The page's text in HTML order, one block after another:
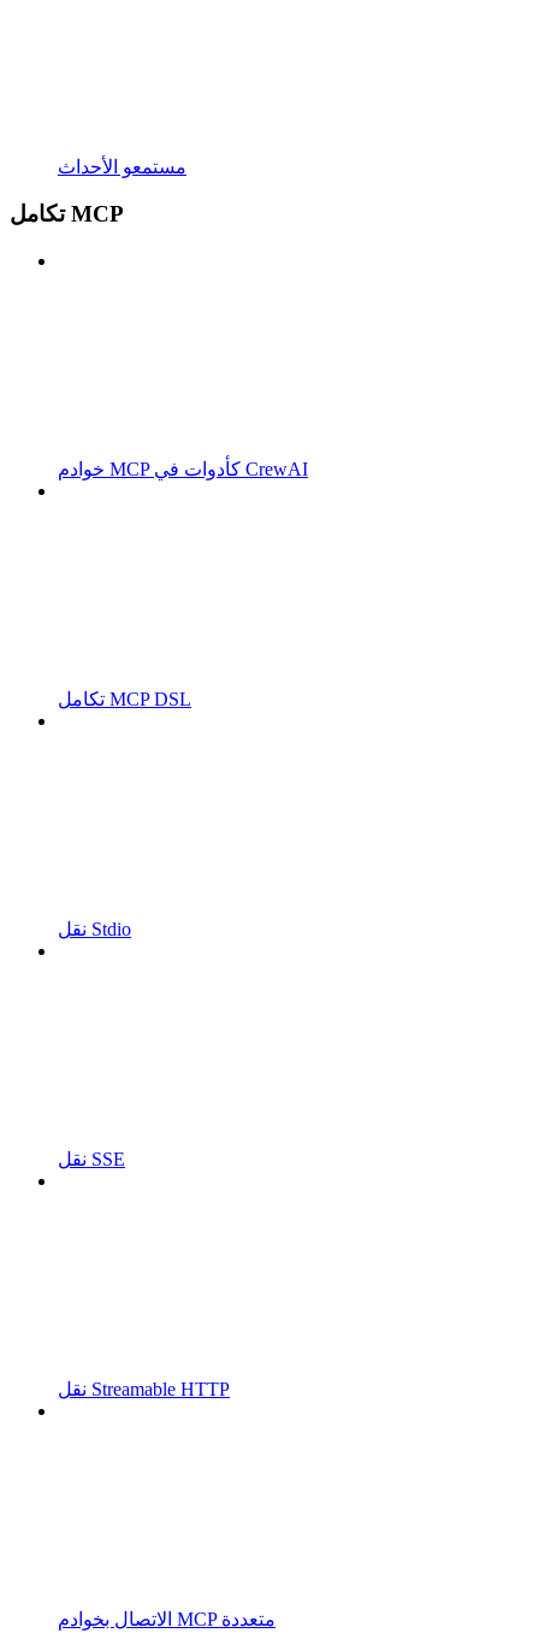
مستمعو الأحداث
تكامل MCP
خوادم MCP كأدوات في CrewAI
تكامل MCP DSL
نقل Stdio
نقل SSE
نقل Streamable HTTP
الاتصال بخوادم MCP متعددة